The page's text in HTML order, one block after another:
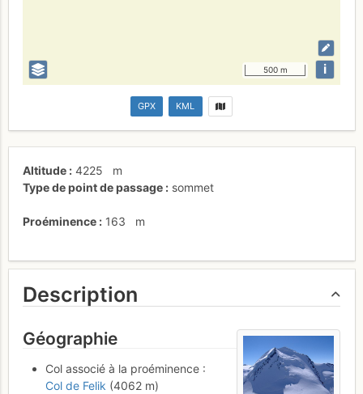
500 m i
GPX KML
Altitude 4225
m
Type de point de passage
sommet
Proéminence 163 m
Description
Géographie
Col associé à la proéminence :
Col de Felik (4062 m)